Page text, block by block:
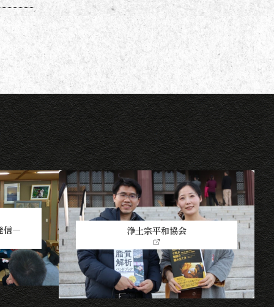
信― 浄土宗平和協会